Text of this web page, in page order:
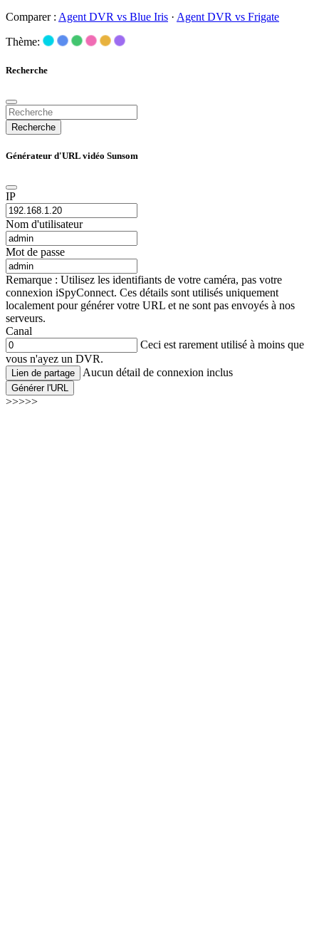
Comparer : Agent DVR vs Blue Iris · Agent DVR vs Frigate
Thème:
Recherche
Recherche
Générateur d'URL vidéo Sunsom
IP
Nom d'utilisateur
Mot de passe
Remarque : Utilisez les identifiants de votre caméra, pas votre
connexion iSpyConnect. Ces détails sont utilisés uniquement
localement pour générer votre URL et ne sont pas envoyés à nos
serveurs.
Canal
Ceci est rarement utilisé à moins que
vous n'ayez un DVR.
Lien de partage Aucun détail de connexion inclus
Générer l'URL
>>>>>